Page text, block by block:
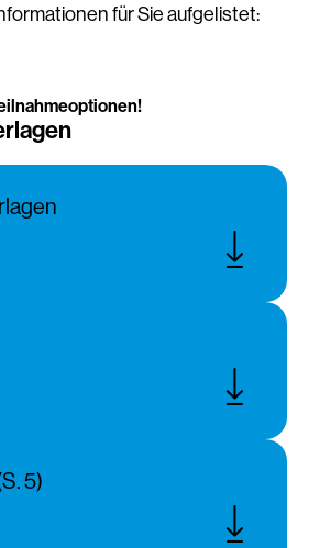
für Sie aufgelistet:
5)